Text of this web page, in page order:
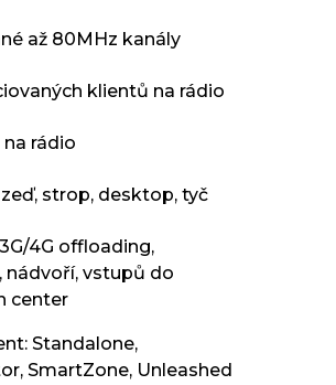
až 80MHz kanály
klientů na rádio
na rádio
strop, desktop, tyč
4G offloading,
nádvoří, vstupů do
center
Standalone,
SmartZone, Unleashed